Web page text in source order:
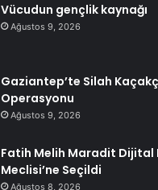
Vücudun gençlik kaynağı
Ağustos 9, 2026
Gaziantep’te Silah
Operasyonu
Ağustos 9, 2026
Fatih Melih Maradit Dijital
Meclisi’ne Seçildi
Ağustos 8, 2026